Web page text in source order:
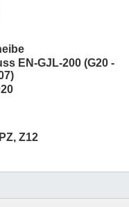
EN-GJL-200 (G20 -
Z12